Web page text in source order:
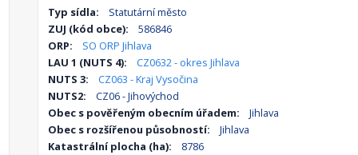
Typ sídla:
Statutární město
ZUJ (kód obce):
586846
ORP:
SO ORP Jihlava
LAU 1 (NUTS 4):
CZ0632 - okres Jihlava
NUTS 3:
CZ063 - Kraj Vysočina
NUTS2:
CZ06 - Jihovýchod
Obec s pověřeným obecním úřadem:
Jihlava
Obec s rozšířenou působností:
Jihlava
Katastrální plocha (ha):
8786